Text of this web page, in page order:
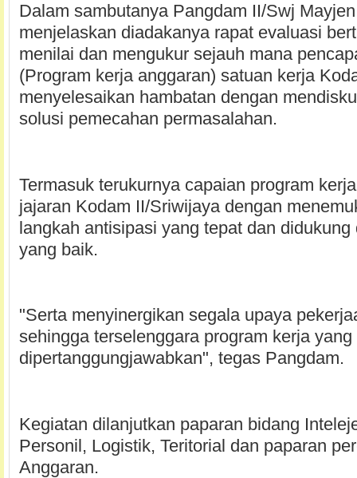
Dalam sambutanya Pangdam II/Swj
menjelaskan diadakanya rapat evaluasi
menilai dan mengukur sejauh mana
(Program kerja anggaran) satuan kerja
menyelesaikan hambatan dengan
solusi pemecahan permasalahan.
Termasuk terukurnya capaian program
jajaran Kodam II/Sriwijaya dengan
langkah antisipasi yang tepat dan didukung
yang baik.
"Serta menyinergikan segala upaya
sehingga terselenggara program kerja yang
dipertanggungjawabkan", tegas Pangdam.
Kegiatan dilanjutkan paparan bidang
Personil, Logistik, Teritorial dan paparan
Anggaran.